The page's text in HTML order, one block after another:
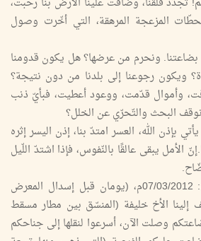
المزعجة المرهقة، التي أخّرت وصول
ونحرم من عرضها؟ هل يكون قدومنا
ويكون رجوعنا إلى بلدنا من دون نتيجة؟
وأموال قدّمت، ووعود أعطيت، فبأيّ ذنب
البحث والتّحرّي عن الخلل؟
بإذن الله، العسر امتدّ بنا، إذن اليسر إثره
الأمل يبقى عالقًا بالنّفوس، فإذا اشتدّ اللّيل
حلّت ظهيرة يوم الأربعاء: 07/03/2012م، (يومان قبل إسدال المعرض
إلينا الأخ خليفة (المنسّق بين مطار مسقط
وصلت الآن، أسرعوا لنقلها إلى جناحكم